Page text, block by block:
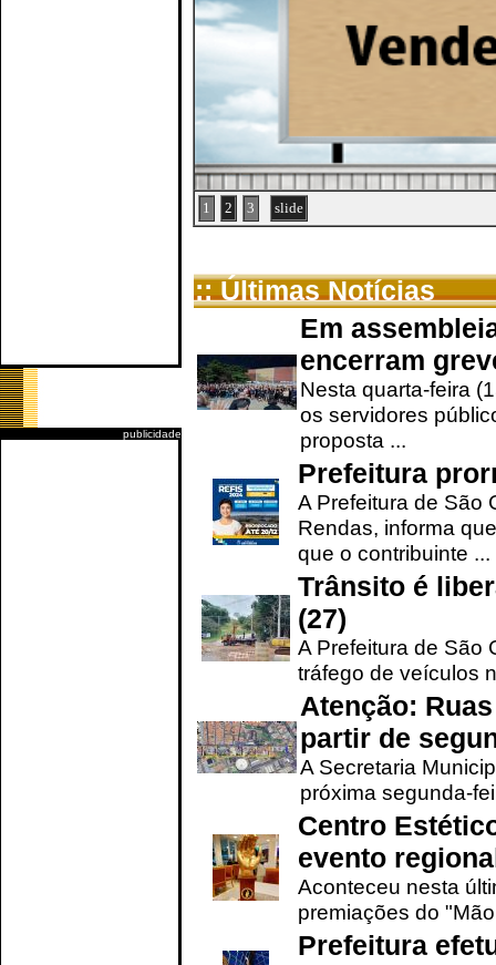
publicidade
1 2 3 slide
:: Últimas Notícias
Em
encerram
Nesta quarta-feira
os servidores
proposta ...
Prefeitura
A Prefeitura de São
Rendas, informa
que o contribuinte ...
Trânsito é
(27)
A Prefeitura de São
tráfego de veículos
Atenção:
partir de
A Secretaria
próxima segunda-
Centro
evento
Aconteceu nesta
premiações do
Prefeitura